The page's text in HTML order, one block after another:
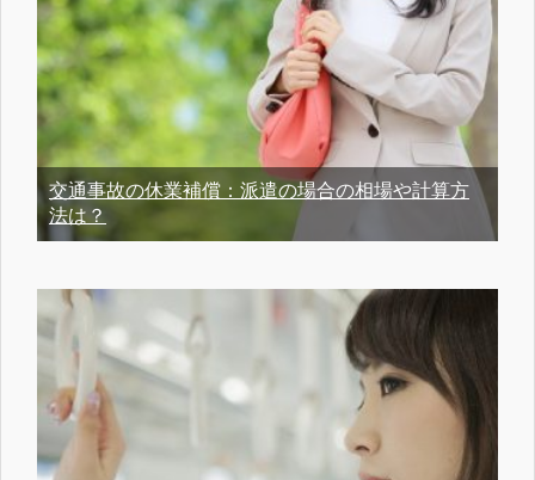
交通事故の休業補償：派遣の場合の相場や計算方
法は？